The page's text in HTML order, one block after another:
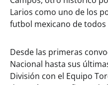
Larios como uno de los
futbol mexicano de
Desde las primeras
Nacional hasta sus
División con el Equipo